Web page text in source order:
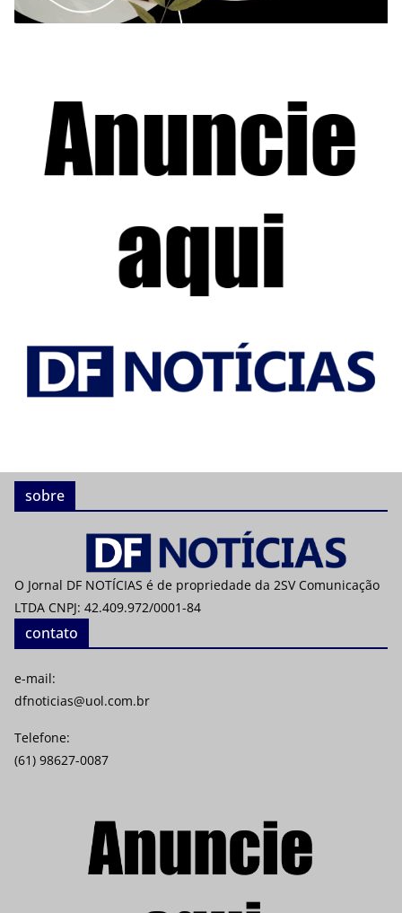
sobre
O Jornal DF NOTÍCIAS é de propriedade da 2SV Comunicação
LTDA CNPJ: 42.409.972/0001-84
contato
e-mail:
dfnoticias@uol.com.br
Telefone:
(61) 98627-0087